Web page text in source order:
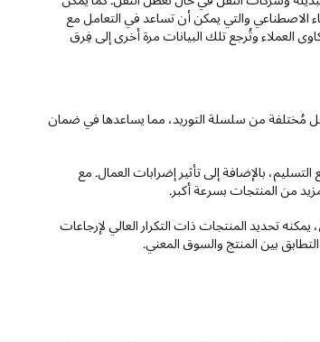
الاصطناعي والتي يمكن أن تساعد في التعامل مع
العملاء وتُرجع تلك البيانات مرة أخرى إلى فِرق
مُختلفة من سلسلة التوريد، مما يساعدها في ضمان
بالإضافة إلى تأثير إضرابات العمال. مع
من المنتجات بسرعة أكبر.
تحديد المنتجات ذات التكرار العالي لإرجاعات
بين المنتج والسوق المعني.